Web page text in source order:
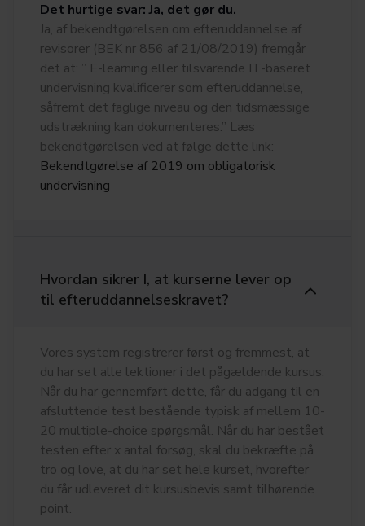
Det hurtige svar: Ja, det gør du.
Ja, af bekendtgørelsen om efteruddannelse af
revisorer (BEK nr 856 af 21/08/2019) fremgår
det at: ” E-learning eller tilsvarende IT-baseret
undervisning kvalificerer som efteruddannelse,
såfremt det faglige niveau og den tidsmæssige
udstrækning kan dokumenteres.” Læs
bekendtgørelsen ved at følge dette link:
Bekendtgørelse af 2019 om obligatorisk
undervisning
Hvordan sikrer I, at kurserne lever op
til efteruddannelseskravet?
Vores system registrerer først og fremmest, at
du har set alle lektioner i det pågældende kursus.
Når du har gennemført dette, får du adgang til en
afsluttende test bestående typisk af mellem 10-
20 multiple-choice spørgsmål. Når du har bestået
testen efter x antal forsøg, skal du bekræfte på
tro og love, at du har set hele kurset, hvorefter
du får udleveret dit kursusbevis samt tilhørende
point.